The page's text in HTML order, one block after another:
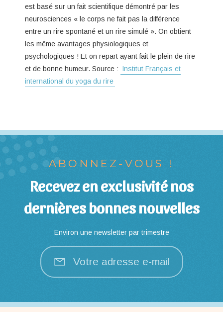
est basé sur un fait scientifique démontré par les
neurosciences « le corps ne fait pas la différence
entre un rire spontané et un rire simulé ». On obtient
les même avantages physiologiques et
psychologiques ! Et on repart ayant fait le plein de rire
et de bonne humeur. Source : Institut Français et
international du yoga du rire
ABONNEZ-VOUS !
Recevez en exclusivité nos
dernières bonnes nouvelles
Environ une newsletter par trimestre
Votre adresse e-mail